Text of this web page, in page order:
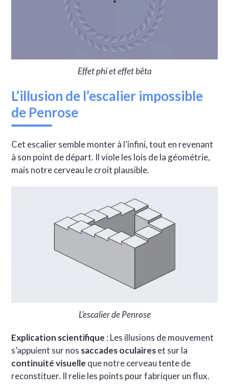
Effet phi et effet bêta
L’illusion de l’escalier impossible
de Penrose
Cet escalier semble monter à l’infini, tout en revenant
à son point de départ. Il viole les lois de la géométrie,
mais notre cerveau le croit plausible.
L’escalier de Penrose
Explication scientifique : Les illusions de mouvement
s’appuient sur nos saccades oculaireset sur la
continuité visuelle que notre cerveau tente de
reconstituer. Il relie les points pour fabriquer un flux.